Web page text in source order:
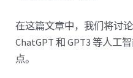
在这篇文章中，我们将讨
ChatGPT 和 GPT3 等人工
点。